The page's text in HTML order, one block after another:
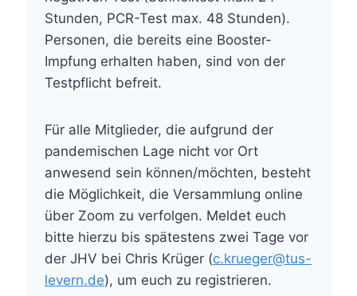
Stunden, PCR-Test max. 48 Stunden).
Personen, die bereits eine Booster-
Impfung erhalten haben, sind von der
Testpflicht befreit.
Für alle Mitglieder, die aufgrund der
pandemischen Lage nicht vor Ort
anwesend sein können/möchten, besteht
die Möglichkeit, die Versammlung online
über Zoom zu verfolgen. Meldet euch
bitte hierzu bis spätestens zwei Tage vor
der JHV bei Chris Krüger (c.krueger@tus-
levern.de), um euch zu registrieren.